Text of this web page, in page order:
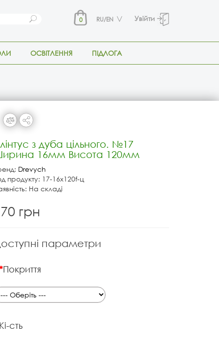
0 RU/EN Увійти
ОСВІТЛЕННЯ ПІДЛОГА
з дуба цільного. №17
16мм Висота 120мм
Drevych
продукту: 17-16х120f-ц
На складі
грн
параметри
Покриття
сть